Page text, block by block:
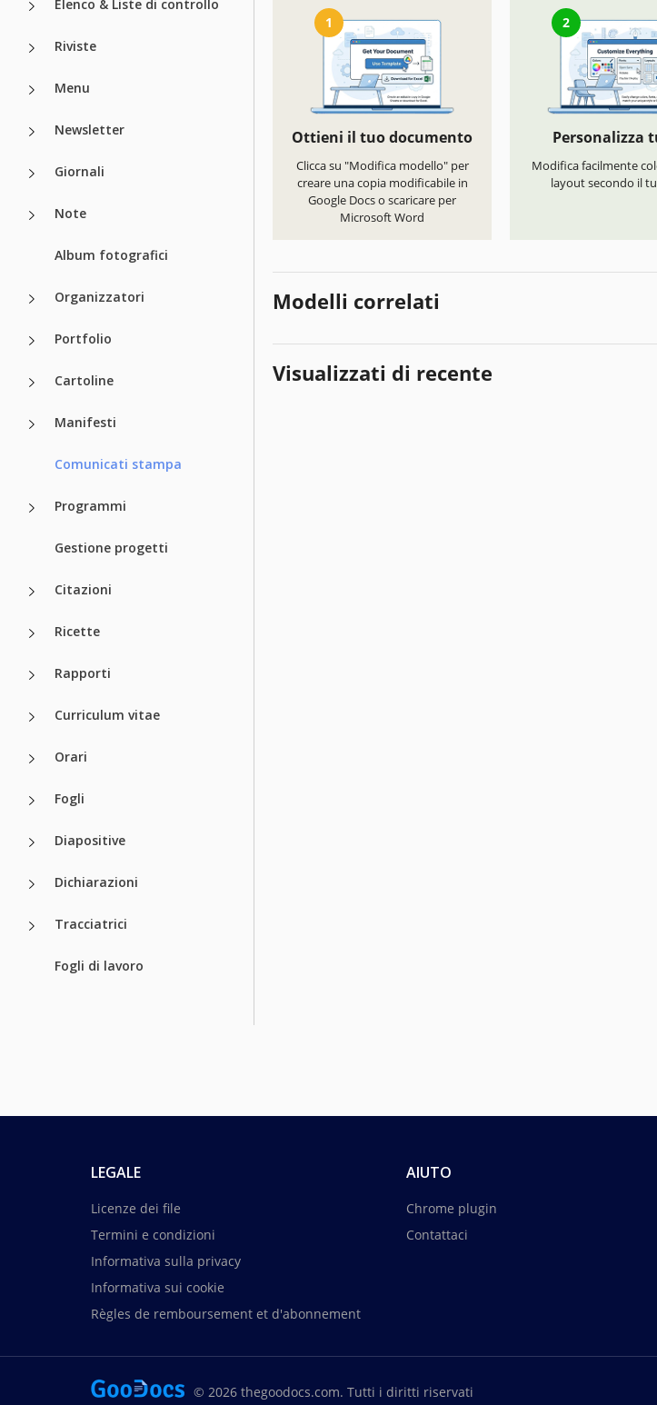
Elenco & Liste di controllo
Riviste
Menu
Newsletter
Giornali
Note
Album fotografici
Organizzatori
Portfolio
Cartoline
Manifesti
Comunicati stampa
Programmi
Gestione progetti
Citazioni
Ricette
Rapporti
Curriculum vitae
Orari
Fogli
Diapositive
Dichiarazioni
Tracciatrici
Fogli di lavoro
1
Ottieni il tuo documento
Clicca su "Modifica modello" per
creare una copia modificabile in
Google Docs o scaricare per
Microsoft Word
2
Personalizza
Modifica facilmente
layout secondo il
Modelli correlati
Visualizzati di recente
LEGALE
Licenze dei file
Termini e condizioni
Informativa sulla privacy
Informativa sui cookie
Règles de remboursement et d'abonnement
AIUTO
Chrome plugin
Contattaci
© 2026 thegoodocs.com. Tutti i diritti riservati